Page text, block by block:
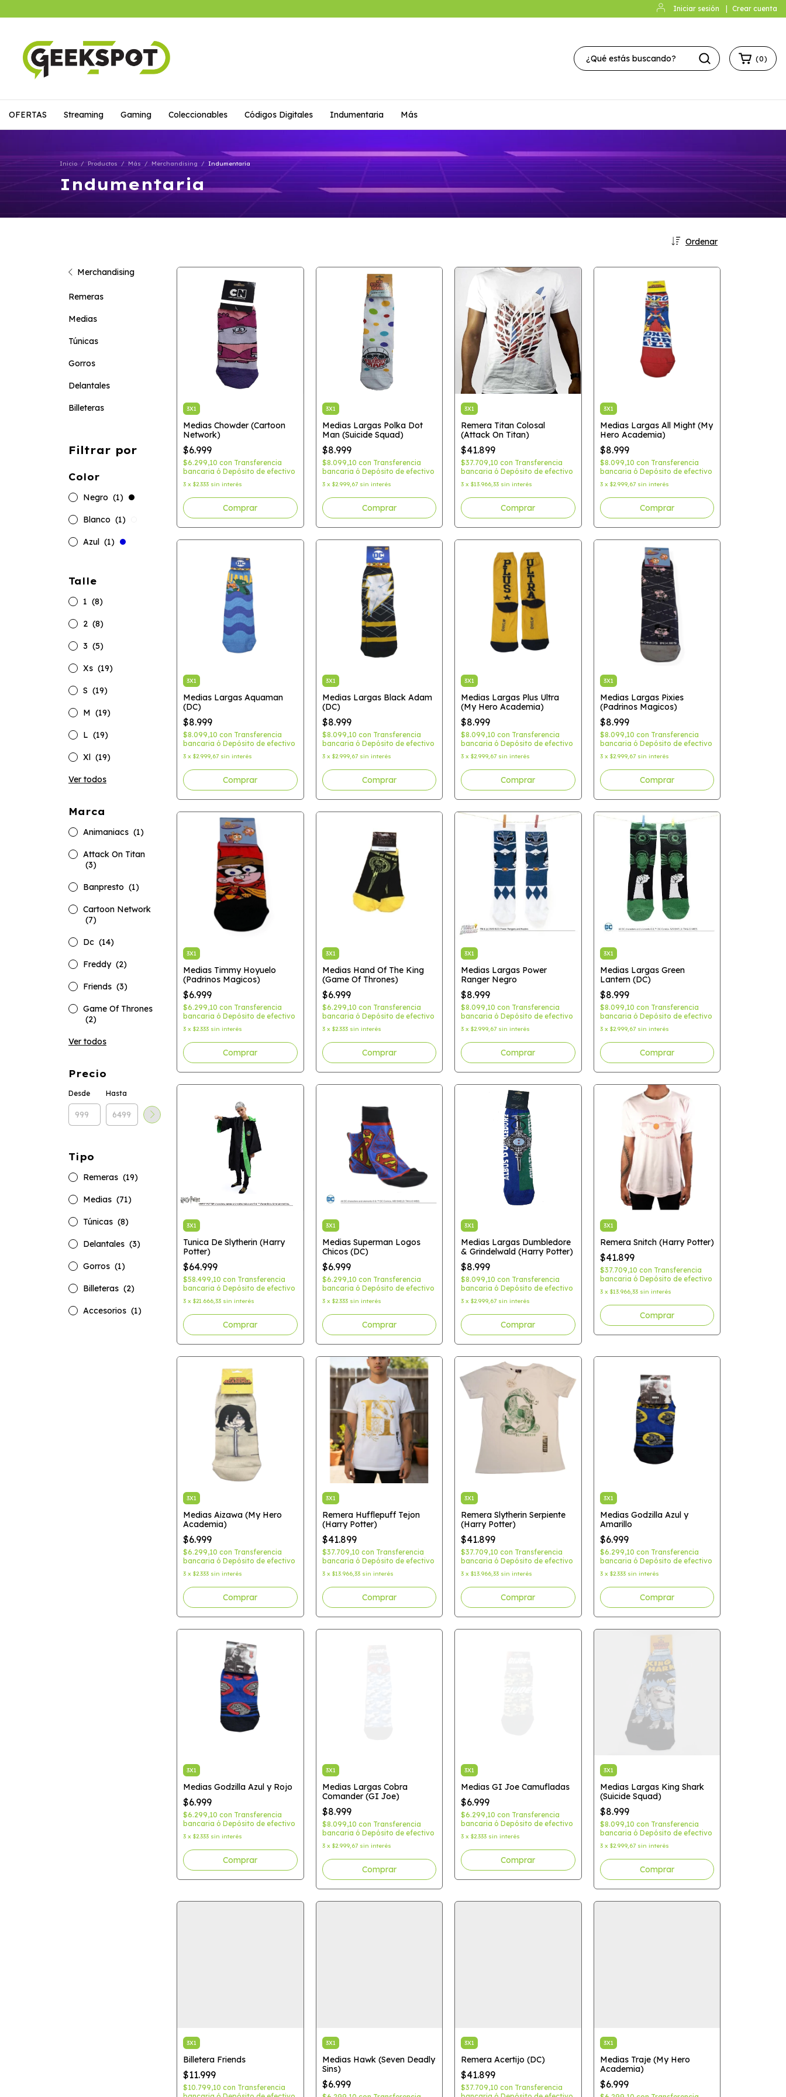
Iniciar sesión Crear cuenta
(0)
OFERTAS Streaming Gaming Coleccionables Códigos Digitales Indumentaria Más
Inicio / Productos / Más / Merchandising / Indumentaria
Indumentaria
Ordenar
Merchandising
Remeras
Medias
Túnicas
Gorros
Delantales
Billeteras
Filtrar por
Color
Negro (1)
Blanco (1)
Azul (1)
Talle
1 (8)
2 (8)
3 (5)
Xs (19)
S (19)
M (19)
L (19)
Xl (19)
Ver todos
Marca
Animaniacs (1)
Attack On Titan
(3)
Banpresto (1)
Cartoon Network
(7)
Dc (14)
Freddy (2)
Friends (3)
Game Of Thrones
(2)
Ver todos
Precio
Desde Hasta
Tipo
Remeras (19)
Medias (71)
Túnicas (8)
Delantales (3)
Gorros (1)
Billeteras (2)
Accesorios (1)
3X1
Medias Chowder (Cartoon
Network)
$6.999
$6.299,10 con Transferencia
bancaria ó Depósito de efectivo
3 x $2.333 sin interés
3X1
Medias Largas Polka Dot
Man (Suicide Squad)
$8.999
$8.099,10 con Transferencia
bancaria ó Depósito de efectivo
3 x $2.999,67 sin interés
3X1
Remera Titan Colosal
(Attack On Titan)
$41.899
$37.709,10 con Transferencia
bancaria ó Depósito de efectivo
3 x $13.966,33 sin interés
Comprar
3X1
Medias Largas All Might (My
Hero Academia)
$8.999
$8.099,10 con Transferencia
bancaria ó Depósito de efectivo
3 x $2.999,67 sin interés
3X1
Medias Largas Aquaman
(DC)
$8.999
$8.099,10 con Transferencia
bancaria ó Depósito de efectivo
3 x $2.999,67 sin interés
3X1
Medias Largas Black Adam
(DC)
$8.999
$8.099,10 con Transferencia
bancaria ó Depósito de efectivo
3 x $2.999,67 sin interés
3X1
Medias Largas Plus Ultra
(My Hero Academia)
$8.999
$8.099,10 con Transferencia
bancaria ó Depósito de efectivo
3 x $2.999,67 sin interés
3X1
Medias Largas Pixies
(Padrinos Magicos)
$8.999
$8.099,10 con Transferencia
bancaria ó Depósito de efectivo
3 x $2.999,67 sin interés
3X1
Medias Timmy Hoyuelo
(Padrinos Magicos)
$6.999
$6.299,10 con Transferencia
bancaria ó Depósito de efectivo
3 x $2.333 sin interés
3X1
Medias Hand Of The King
(Game Of Thrones)
$6.999
$6.299,10 con Transferencia
bancaria ó Depósito de efectivo
3 x $2.333 sin interés
3X1
Medias Largas Power
Ranger Negro
$8.999
$8.099,10 con Transferencia
bancaria ó Depósito de efectivo
3 x $2.999,67 sin interés
3X1
Medias Largas Green
Lantern (DC)
$8.999
$8.099,10 con Transferencia
bancaria ó Depósito de efectivo
3 x $2.999,67 sin interés
3X1
Tunica De Slytherin (Harry
Potter)
$64.999
$58.499,10 con Transferencia
bancaria ó Depósito de efectivo
3 x $21.666,33 sin interés
Comprar
3X1
Medias Superman Logos
Chicos (DC)
$6.999
$6.299,10 con Transferencia
bancaria ó Depósito de efectivo
3 x $2.333 sin interés
3X1
Medias Largas Dumbledore
& Grindelwald (Harry Potter)
$8.999
$8.099,10 con Transferencia
bancaria ó Depósito de efectivo
3 x $2.999,67 sin interés
3X1
Remera Snitch (Harry Potter)
$41.899
$37.709,10 con Transferencia
bancaria ó Depósito de efectivo
3 x $13.966,33 sin interés
Comprar
3X1
Medias Aizawa (My Hero
Academia)
$6.999
$6.299,10 con Transferencia
bancaria ó Depósito de efectivo
3 x $2.333 sin interés
3X1
Remera Hufflepuff Tejon
(Harry Potter)
$41.899
$37.709,10 con Transferencia
bancaria ó Depósito de efectivo
3 x $13.966,33 sin interés
Comprar
3X1
Remera Slytherin Serpiente
(Harry Potter)
$41.899
$37.709,10 con Transferencia
bancaria ó Depósito de efectivo
3 x $13.966,33 sin interés
Comprar
3X1
Medias Godzilla Azul y
Amarillo
$6.999
$6.299,10 con Transferencia
bancaria ó Depósito de efectivo
3 x $2.333 sin interés
3X1
Medias Godzilla Azul y Rojo
$6.999
$6.299,10 con Transferencia
bancaria ó Depósito de efectivo
3 x $2.333 sin interés
3X1
Medias Largas Cobra
Comander (GI Joe)
$8.999
$8.099,10 con Transferencia
bancaria ó Depósito de efectivo
3 x $2.999,67 sin interés
3X1
Medias GI Joe Camufladas
$6.999
$6.299,10 con Transferencia
bancaria ó Depósito de efectivo
3 x $2.333 sin interés
3X1
Medias Largas King Shark
(Suicide Squad)
$8.999
$8.099,10 con Transferencia
bancaria ó Depósito de efectivo
3 x $2.999,67 sin interés
3X1
Billetera Friends
$11.999
$10.799,10 con Transferencia
3X1
Medias Hawk (Seven Deadly
Sins)
$6.999
3X1
Remera Acertijo (DC)
$41.899
$37.709,10 con Transferencia
3X1
Medias Traje (My Hero
Academia)
$6.999